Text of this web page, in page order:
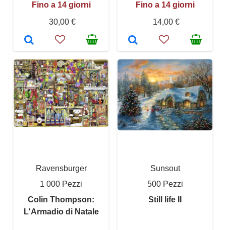
Fino a 14 giorni
30,00 €
Fino a 14 giorni
14,00 €
Ravensburger
1 000 Pezzi
Colin Thompson:
L'Armadio di Natale
Sunsout
500 Pezzi
Still life II